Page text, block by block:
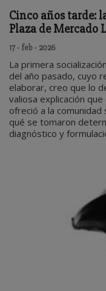
Cinco años tarde:
Plaza de Mercado
17 - feb - 2026
La primera
del año pasado, cuyo
elaborar, creo que lo
valiosa explicación
ofreció a la
qué se tomaron
diagnóstico y